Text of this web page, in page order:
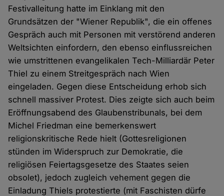
Festivalleitung hatte im Einklang mit den
Grundsätzen der "Wiener Republik", die ein offenes
Gespräch auch mit Personen mit verstörend anderen
Weltsichten einfordern, den ebenso einflussreichen
wie umstrittenen evangelikalen Tech-Milliardär Peter
Thiel zu einem Streitgespräch nach Wien
eingeladen. Gegen diese Entscheidung erhob sich
schnell massiver Protest. Dies zeigte sich auch beim
Eröffnungsabend des Glaubenstribunals, bei dem
Michel Friedman eine bemerkenswert
religionskritische Rede hielt (Gottesreligionen
stünden im Widerspruch zur Demokratie, die
religiösen Feiertagsgesetze des Staates seien
obsolet), jedoch zugleich vehement gegen die
Einladung Thiels protestierte (mit Faschisten dürfe